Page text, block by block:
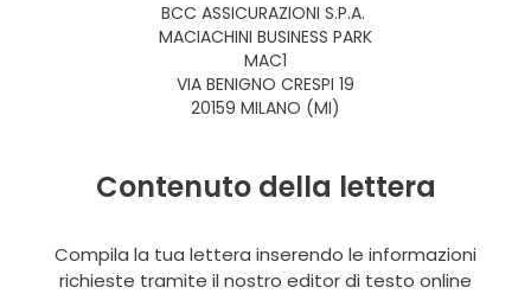
BCC ASSICURAZIONI S.P.A.
MACIACHINI BUSINESS PARK
MAC1
VIA BENIGNO CRESPI 19
20159 MILANO (MI)
Contenuto della lettera
Compila la tua lettera inserendo le informazioni
richieste tramite il nostro editor di testo online